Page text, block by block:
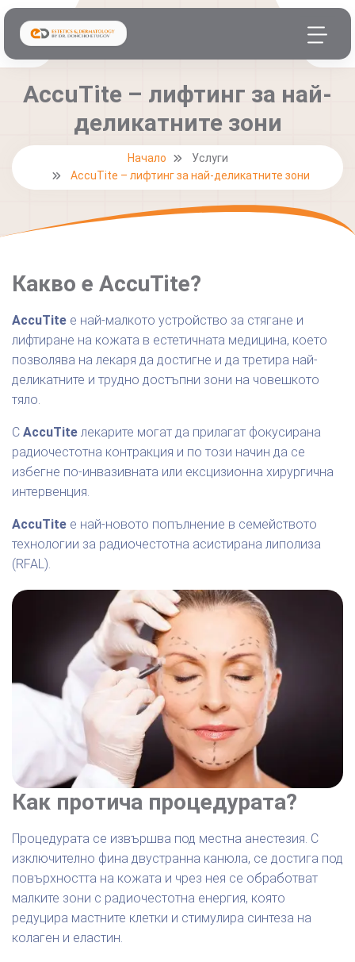
AccuTite – лифтинг за най-
деликатните зони
Начало
Услуги
AccuTite – лифтинг за най-деликатните зони
Какво е AccuTite?
AccuTite е най-малкото устройство за стягане и
лифтиране на кожата в естетичната медицина, което
позволява на лекаря да достигне и да третира най-
деликатните и трудно достъпни зони на човешкото
тяло.
С AccuTite лекарите могат да прилагат фокусирана
радиочестотна контракция и по този начин да се
избегне по-инвазивната или ексцизионна хирургична
интервенция.
AccuTite е най-новото попълнение в семейството
технологии за радиочестотна асистирана липолиза
(RFAL).
Как протича процедурата?
Процедурата се извършва под местна анестезия. С
изключително фина двустранна канюла, се достига под
повърхността на кожата и чрез нея се обработват
малките зони с радиочестотна енергия, която
редуцира мастните клетки и стимулира синтеза на
колаген и еластин.